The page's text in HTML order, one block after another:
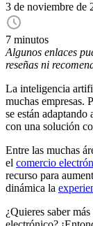
3 de noviembre de
7 minutos
Algunos enlaces
reseñas ni
La inteligencia
muchas empresas.
se están adaptando
con una solución
Entre las muchas
el comercio
recurso para
dinámica la
¿Quieres saber